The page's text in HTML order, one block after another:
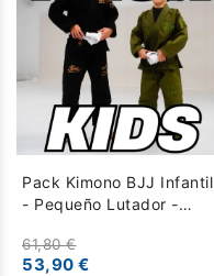
Pack Kimono BJJ Infantil
- Pequeño Lutador -
61,80 €
53,90 €